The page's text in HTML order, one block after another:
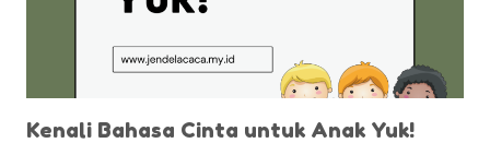
Kenali Bahasa Cinta untuk Anak Yuk!